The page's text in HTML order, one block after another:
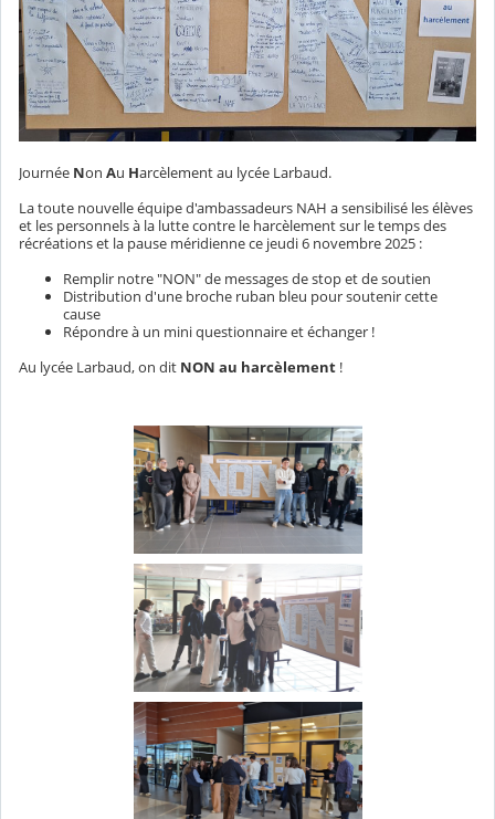
Journée Non Au Harcèlement au lycée Larbaud.
La toute nouvelle équipe d'ambassadeurs NAH a sensibilisé les élèves
et les personnels à la lutte contre le harcèlement sur le temps des
récréations et la pause méridienne ce jeudi 6 novembre 2025 :
Remplir notre "NON" de messages de stop et de soutien
Distribution d'une broche ruban bleu pour soutenir cette
cause
Répondre à un mini questionnaire et échanger !
Au lycée Larbaud, on dit NON au harcèlement !